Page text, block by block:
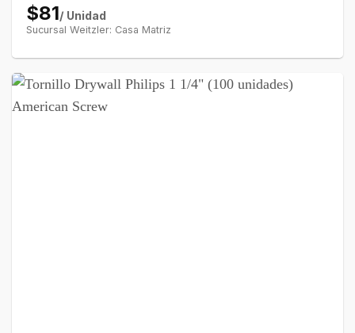
$81/ Unidad
Sucursal Weitzler: Casa Matriz